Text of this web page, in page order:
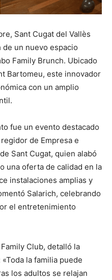
Sant Cugat del Vallès
un nuevo espacio
Family Brunch. Ubicado
Bartomeu, este innovador
con un amplio
fue un evento destacado
de Empresa e
Sant Cugat, quien alabó
una oferta de calidad en la
instalaciones amplias y
Salarich, celebrando
el entretenimiento
Club, detalló la
la familia puede
los adultos se relajan